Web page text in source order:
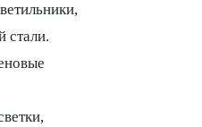
стали.